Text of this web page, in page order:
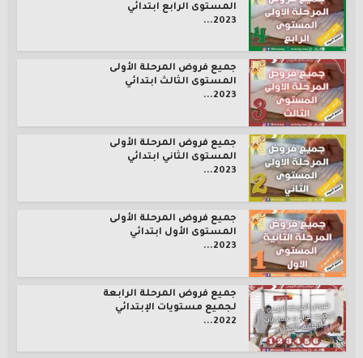
المستوى الرابع ابتدائي
2023...
جميع فروض المرحلة الأولى
المستوى الثالث ابتدائي
2023...
جميع فروض المرحلة الأولى
المستوى الثاني ابتدائي
2023...
جميع فروض المرحلة الأولى
المستوى الأول ابتدائي
2023...
جميع فروض المرحلة الرابعة
لجميع مستويات الإبتدائي
2022...